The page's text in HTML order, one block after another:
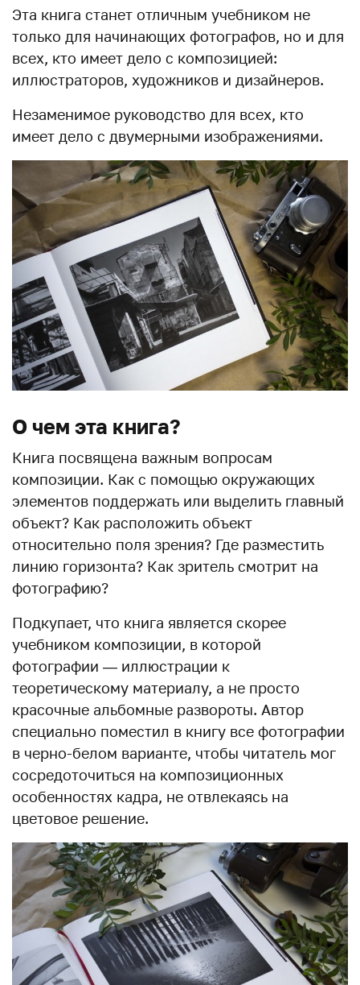
Эта книга станет отличным учебником не
только для начинающих фотографов, но и для
всех, кто имеет дело с композицией:
иллюстраторов, художников и дизайнеров.
Незаменимое руководство для всех, кто
имеет дело с двумерными изображениями.
О чем эта книга?
Книга посвящена важным вопросам
композиции. Как с помощью окружающих
элементов поддержать или выделить главный
объект? Как расположить объект
относительно поля зрения? Где разместить
линию горизонта? Как зритель смотрит на
фотографию?
Подкупает, что книга является скорее
учебником композиции, в которой
фотографии — иллюстрации к
теоретическому материалу, а не просто
красочные альбомные развороты. Автор
специально поместил в книгу все фотографии
в черно-белом варианте, чтобы читатель мог
сосредоточиться на композиционных
особенностях кадра, не отвлекаясь на
цветовое решение.